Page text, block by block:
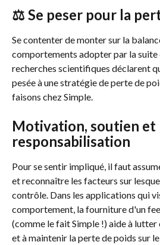
⚖️ Se peser pour la
Se contenter de monter sur la
comportements adopter par la suite
recherches scientifiques déclarent
pesée à une stratégie de perte de
faisons chez Simple.
Motivation, soutien et
responsabilisation
Pour se sentir impliqué, il faut
et reconnaître les facteurs sur
contrôle. Dans les applications qui
comportement, la fourniture d'un
(comme le fait Simple !) aide à
et à maintenir la perte de poids sur